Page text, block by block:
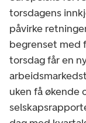
torsdagens
påvirke
begrenset med
torsdag får en
uken få økende